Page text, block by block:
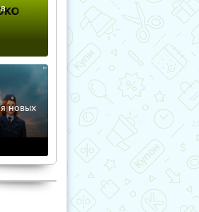
новых